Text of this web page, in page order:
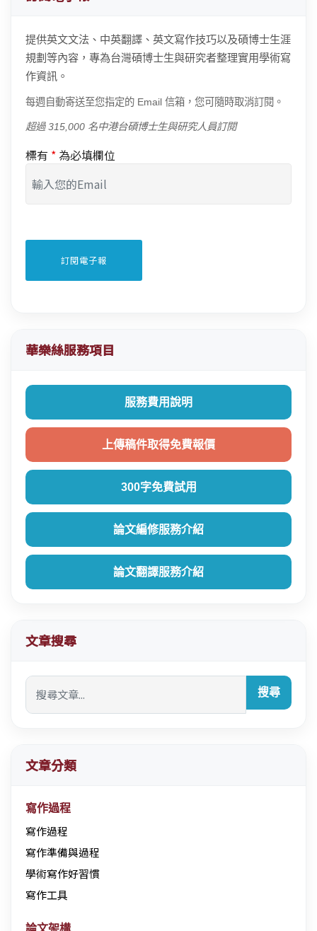
提供英文文法、中英翻譯、英文寫作技巧以及碩博士生涯
規劃等內容，專為台灣碩博士生與研究者整理實用學術寫
作資訊。
每週自動寄送至您指定的 Email 信箱，您可隨時取消訂閱。
超過 315,000 名中港台碩博士生與研究人員訂閱
標有 * 為必填欄位
華樂絲服務項目
服務費用說明
上傳稿件取得免費報價
300字免費試用
論文編修服務介紹
論文翻譯服務介紹
文章搜尋
搜尋
文章分類
寫作過程
寫作過程
寫作準備與過程
學術寫作好習慣
寫作工具
論文架構